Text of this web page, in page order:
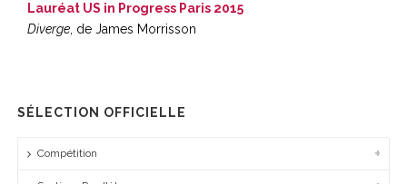
Lauréat US in Progress Paris 2015
Diverge , de James Morrisson
SÉLECTION OFFICIELLE
Compétition